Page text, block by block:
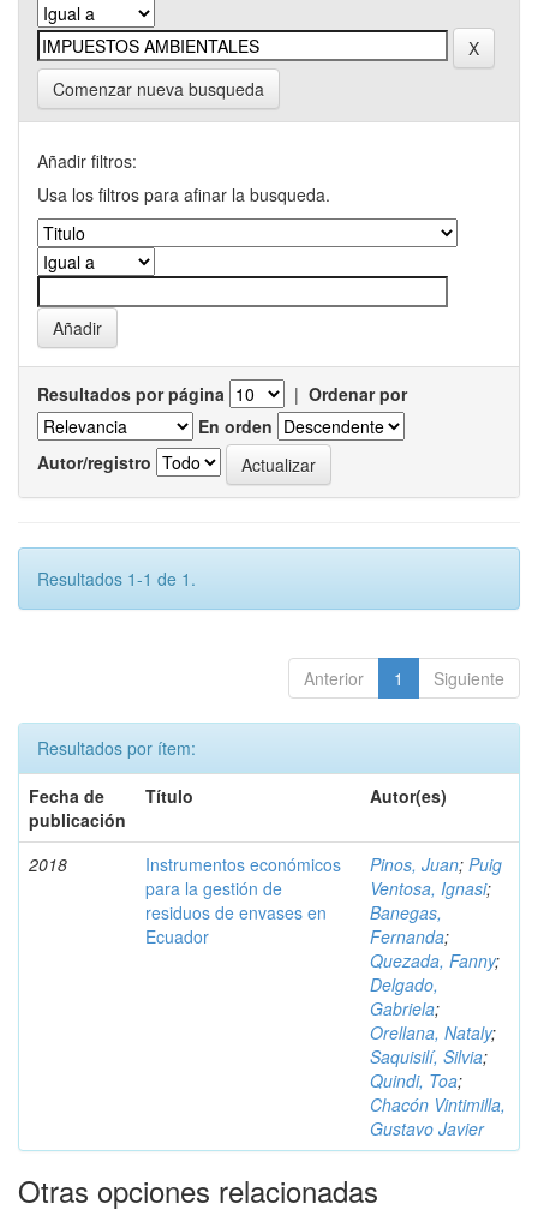
Comenzar nueva busqueda
Añadir filtros:
Usa los filtros para afinar la busqueda.
Resultados por página | Ordenar por
En orden
Autor/registro
Resultados 1-1 de 1.
Anterior 1 Siguiente
Resultados por ítem:
Fecha de
publicación
Título Autor(es)
2018
Instrumentos económicos
para la gestión de
residuos de envases en
Ecuador
Pinos, Juan; Puig
Ventosa, Ignasi;
Banegas,
Fernanda;
Quezada, Fanny;
Delgado,
Gabriela;
Orellana, Nataly;
Saquisilí, Silvia;
Quindi, Toa;
Chacón Vintimilla,
Gustavo Javier
Otras opciones relacionadas